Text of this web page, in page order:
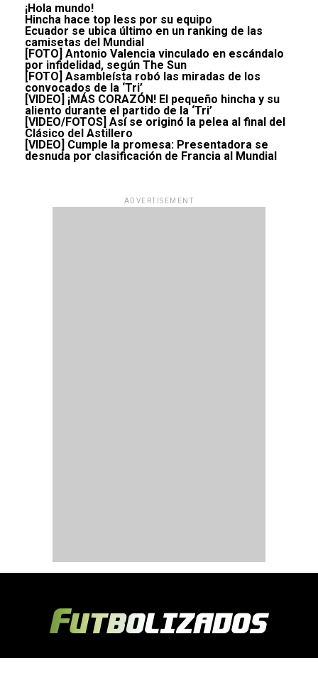
¡Hola mundo!
Hincha hace top less por su equipo
Ecuador se ubica último en un ranking de las
camisetas del Mundial
[FOTO] Antonio Valencia vinculado en escándalo
por infidelidad, según The Sun
[FOTO] Asambleísta robó las miradas de los
convocados de la ‘Tri’
[VIDEO] ¡MÁS CORAZÓN! El pequeño hincha y su
aliento durante el partido de la ‘Tri’
[VIDEO/FOTOS] Así se originó la pelea al final del
Clásico del Astillero
[VIDEO] Cumple la promesa: Presentadora se
desnuda por clasificación de Francia al Mundial
ADVERTISEMENT